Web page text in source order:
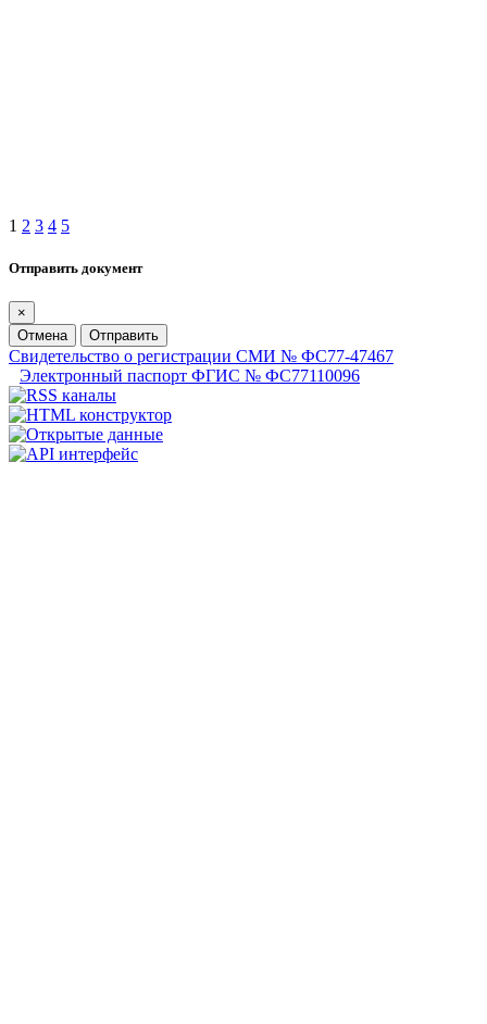
1 2 3 4 5
Отправить документ
×
Отмена
Отправить
Свидетельство о регистрации СМИ № ФС77-47467
Электронный паспорт ФГИС № ФС77110096